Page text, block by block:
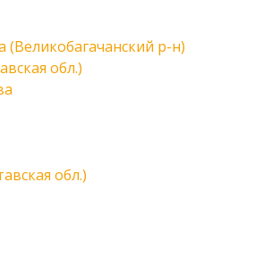
(Великобагачанский р-н)
обл.)
обл.)